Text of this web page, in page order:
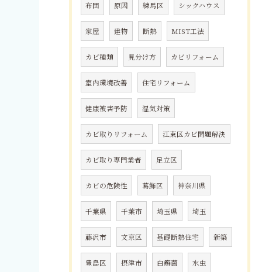
布団 原因 練馬区 シックハウス
家屋 建物 断熱 MIST工法
カビ種類 見分け方 カビリフォーム
室内環境改善 住宅リフォーム
健康被害予防 湿気対策
カビ取りリフォーム 江東区カビ問題解決
カビ取り専門業者 足立区
カビの危険性 葛飾区 神奈川県
千葉県 千葉市 埼玉県 埼玉
藤沢市 文京区 基礎断熱住宅 新築
豊島区 摂津市 白癬菌 水虫